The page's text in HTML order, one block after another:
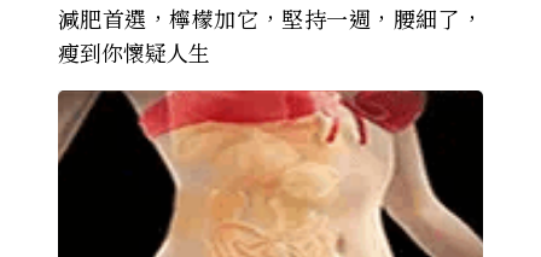
減肥首選，檸檬加它，堅持一週，腰細了，
瘦到你懷疑人生